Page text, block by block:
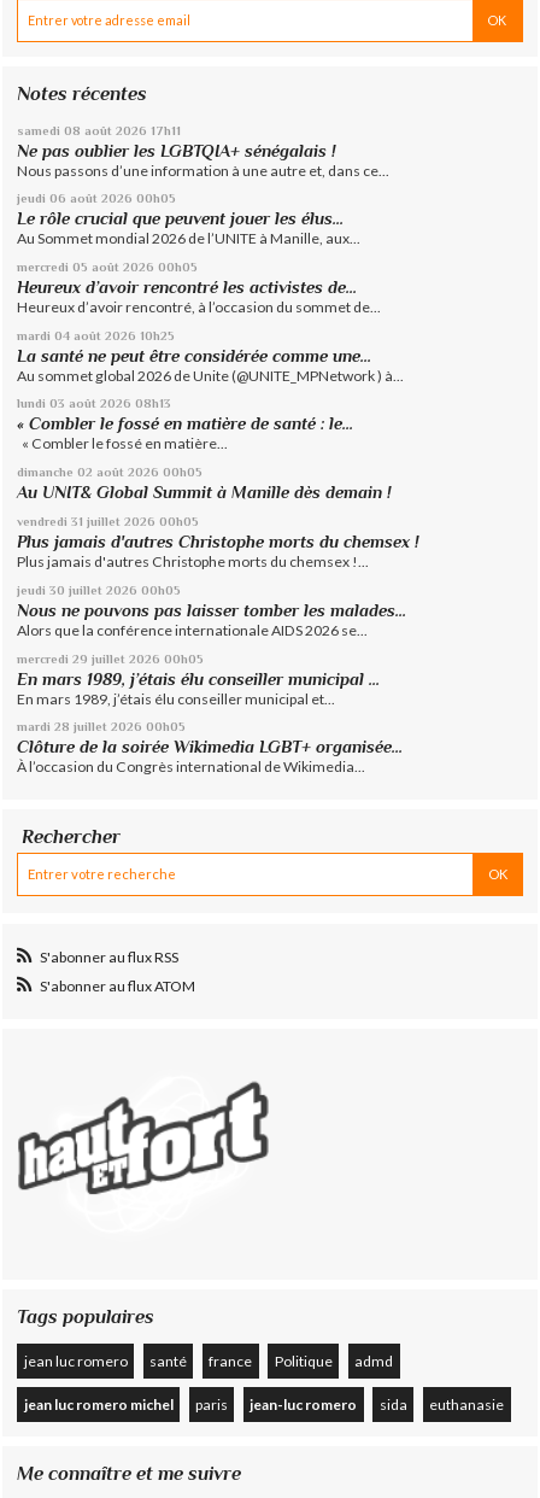
Notes récentes
samedi 08 août 2026 17h11
Ne pas oublier les LGBTQIA+ sénégalais !
Nous passons d’une information à une autre et, dans ce...
jeudi 06 août 2026 00h05
Le rôle crucial que peuvent jouer les élus...
Au Sommet mondial 2026 de l’UNITE à Manille, aux...
mercredi 05 août 2026 00h05
Heureux d’avoir rencontré les activistes de...
Heureux d’avoir rencontré, à l’occasion du sommet de...
mardi 04 août 2026 10h25
La santé ne peut être considérée comme une...
Au sommet global 2026 de Unite (@UNITE_MPNetwork ) à...
lundi 03 août 2026 08h13
« Combler le fossé en matière de santé : le...
« Combler le fossé en matière...
dimanche 02 août 2026 00h05
Au UNIT& Global Summit à Manille dès demain !
vendredi 31 juillet 2026 00h05
Plus jamais d'autres Christophe morts du chemsex !
Plus jamais d'autres Christophe morts du chemsex !...
jeudi 30 juillet 2026 00h05
Nous ne pouvons pas laisser tomber les malades...
Alors que la conférence internationale AIDS 2026 se...
mercredi 29 juillet 2026 00h05
En mars 1989, j’étais élu conseiller municipal ...
En mars 1989, j’étais élu conseiller municipal et...
mardi 28 juillet 2026 00h05
Clôture de la soirée Wikimedia LGBT+ organisée...
À l’occasion du Congrès international de Wikimedia...
Rechercher
S'abonner au flux RSS
S'abonner au flux ATOM
Tags populaires
jean luc romero santé france Politique admd
jean luc romero michel paris jean-luc romero sida euthanasie
Me connaître et me suivre